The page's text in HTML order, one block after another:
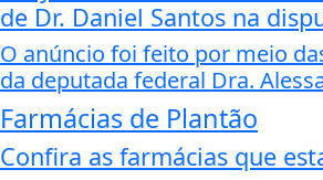
de Dr. Daniel Santos na
O anúncio foi feito por meio
da deputada federal Dra.
Farmácias de Plantão
Confira as farmácias que